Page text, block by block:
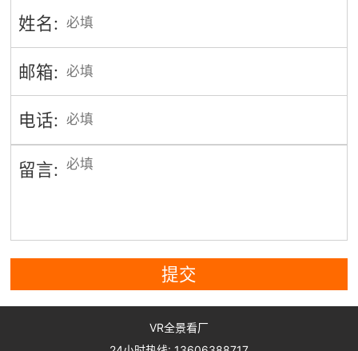
姓名:
邮箱:
电话:
留言:
提交
VR全景看厂